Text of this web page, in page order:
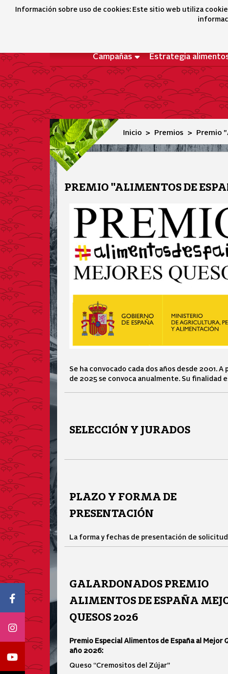
Información sobre uso de cookies: Este sitio web utiliza
Icono Facebook
Icono Instagram
Icono Youtube
Campañas Estrategia
Premio "Alimentos de España Mejores Quesos"
Inicio Premios Premio
PREMIO "ALIMENTOS DE
Se ha convocado cada dos años desde 2001. A
de 2025 se convoca anualmente. Su finalidad
SELECCIÓN Y JURADOS
PLAZO Y FORMA DE
PRESENTACIÓN
La forma y fechas de presentación de
GALARDONADOS PREMIO
ALIMENTOS DE ESPAÑA
QUESOS 2026
Premio Especial Alimentos de España al Mejor
año 2026:
Queso “Cremositos del Zújar”